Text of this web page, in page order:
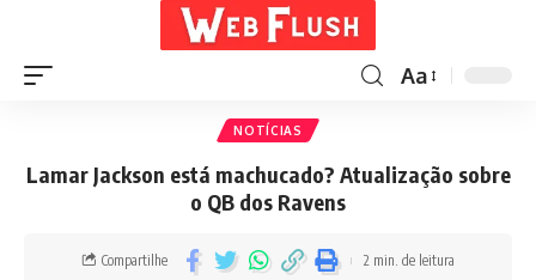
Aa
NOTÍCIAS
Lamar Jackson está machucado? Atualização sobre
o QB dos Ravens
Compartilhe 2 min. de leitura